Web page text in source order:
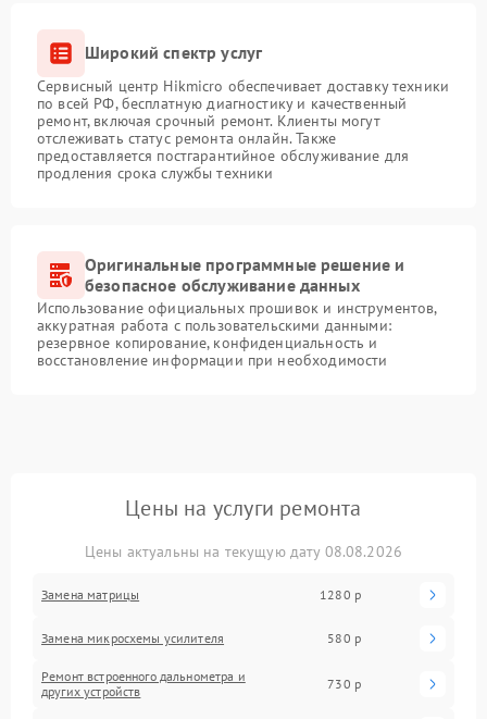
Широкий спектр услуг
Сервисный центр Hikmicro обеспечивает доставку техники
по всей РФ, бесплатную диагностику и качественный
ремонт, включая срочный ремонт. Клиенты могут
отслеживать статус ремонта онлайн. Также
предоставляется постгарантийное обслуживание для
продления срока службы техники
Оригинальные программные решение и
безопасное обслуживание данных
Использование официальных прошивок и инструментов,
аккуратная работа с пользовательскими данными:
резервное копирование, конфиденциальность и
восстановление информации при необходимости
Цены на услуги ремонта
Цены актуальны на текущую дату 08.08.2026
Замена матрицы 1280 р
Замена микросхемы усилителя 580 р
Ремонт встроенного дальнометра и
других устройств
730 р